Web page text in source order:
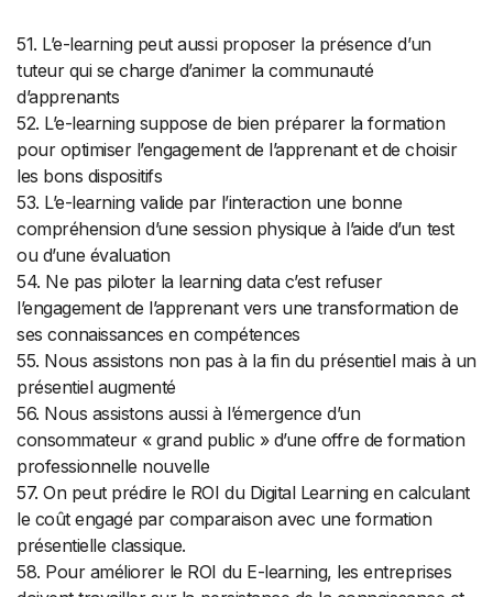
51. L’e-learning peut aussi proposer la présence d’un
tuteur qui se charge d’animer la communauté
d’apprenants
52. L’e-learning suppose de bien préparer la formation
pour optimiser l’engagement de l’apprenant et de choisir
les bons dispositifs
53. L’e-learning valide par l’interaction une bonne
compréhension d’une session physique à l’aide d’un test
ou d’une évaluation
54. Ne pas piloter la learning data c’est refuser
l’engagement de l’apprenant vers une transformation de
ses connaissances en compétences
55. Nous assistons non pas à la fin du présentiel mais à un
présentiel augmenté
56. Nous assistons aussi à l’émergence d’un
consommateur « grand public » d’une offre de formation
professionnelle nouvelle
57. On peut prédire le ROI du Digital Learning en calculant
le coût engagé par comparaison avec une formation
présentielle classique.
58. Pour améliorer le ROI du E-learning, les entreprises